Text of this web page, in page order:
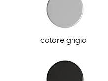
colore grigio